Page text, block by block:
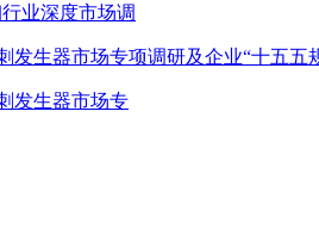
行业深度市场调
发生器市场专项调研及企业“十五五
发生器市场专